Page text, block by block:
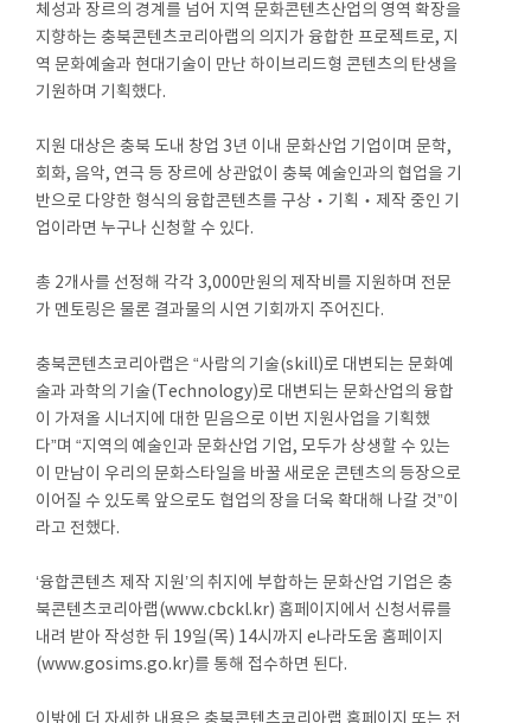
체성과 장르의 경계를 넘어 지역 문화콘텐츠산업의 영역 확장을
지향하는 충북콘텐츠코리아랩의 의지가 융합한 프로젝트로, 지
역 문화예술과 현대기술이 만난 하이브리드형 콘텐츠의 탄생을
기원하며 기획했다.
지원 대상은 충북 도내 창업 3년 이내 문화산업 기업이며 문학,
회화, 음악, 연극 등 장르에 상관없이 충북 예술인과의 협업을 기
반으로 다양한 형식의 융합콘텐츠를 구상‧기획‧제작 중인 기
업이라면 누구나 신청할 수 있다.
총 2개사를 선정해 각각 3,000만원의 제작비를 지원하며 전문
가 멘토링은 물론 결과물의 시연 기회까지 주어진다.
충북콘텐츠코리아랩은 “사람의 기술(skill)로 대변되는 문화예
술과 과학의 기술(Technology)로 대변되는 문화산업의 융합
이 가져올 시너지에 대한 믿음으로 이번 지원사업을 기획했
다”며 “지역의 예술인과 문화산업 기업, 모두가 상생할 수 있는
이 만남이 우리의 문화스타일을 바꿀 새로운 콘텐츠의 등장으로
이어질 수 있도록 앞으로도 협업의 장을 더욱 확대해 나갈 것”이
라고 전했다.
‘융합콘텐츠 제작 지원’의 취지에 부합하는 문화산업 기업은 충
북콘텐츠코리아랩(www.cbckl.kr) 홈페이지에서 신청서류를
내려 받아 작성한 뒤 19일(목) 14시까지 e나라도움 홈페이지
(www.gosims.go.kr)를 통해 접수하면 된다.